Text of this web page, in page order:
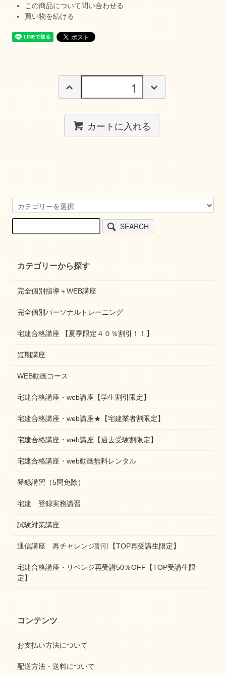
この商品について問い合わせる
買い物を続ける
カートに入れる
SEARCH
カテゴリーから探す
完全個別指導＋WEB講座
完全個別パーソナルトレーニング
宅建合格講座 【夏季限定４０％割引！！】
短期講座
WEB動画コース
宅建合格講座・web講座【学生割引限定】
宅建合格講座・web講座★【宅建業者割限定】
宅建合格講座・web講座【過去受験割限定】
宅建合格講座・web動画無料レンタル
登録講習（5問免除）
宅建 登録実務講習
試験対策講座
通信講座 再チャレンジ割引【TOP再受講生限定】
宅建合格講座・リベンジ再受講50％OFF【TOP受講生限
定】
コンテンツ
お支払い方法について
配送方法・送料について